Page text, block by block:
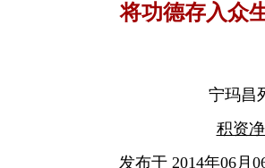
将功德存入众
宁玛昌
积资
发布于 2014年06月